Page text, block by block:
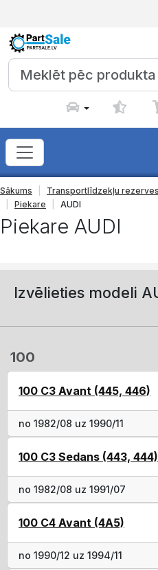
Sākums Transportlīdzekļu
Piekare
AUDI
Piekare AUDI
Izvēlieties modeli
100
100 C3 Avant (445, 446)
no 1982/08 uz 1990/11
100 C3 Sedans (443, 444)
no 1982/08 uz 1991/07
100 C4 Avant (4A5)
no 1990/12 uz 1994/11